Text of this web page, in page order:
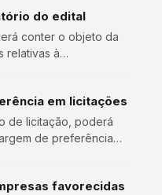
para a
do edital
conter o objeto da
relativas à
do contrato, à
em licitações
de licitação, poderá
de preferência
brasileiras; II -
favorecidas